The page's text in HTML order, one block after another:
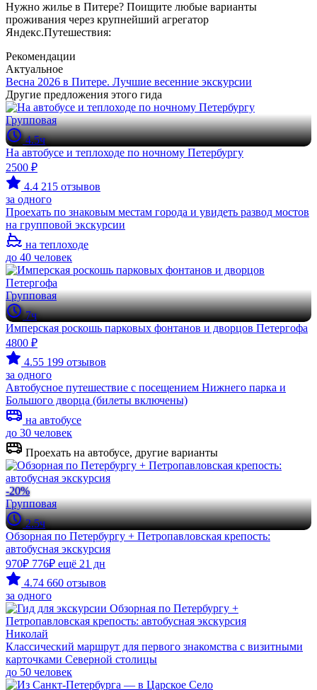
Нужно жилье в Питере? Поищите любые варианты
проживания через крупнейший агрегатор
Яндекс.Путешествия:
Рекомендации
Актуальное
Весна 2026 в Питере. Лучшие весенние экскурсии
Другие предложения этого гида
Групповая
4.5ч
На автобусе и теплоходе по ночному Петербургу
2500 ₽
4.4 215 отзывов
за одного
Проехать по знаковым местам города и увидеть развод мостов
на групповой экскурсии
на теплоходе
до 40 человек
Групповая
7ч
Имперская роскошь парковых фонтанов и дворцов Петергофа
4800 ₽
4.55 199 отзывов
за одного
Автобусное путешествие с посещением Нижнего парка и
Большого дворца (билеты включены)
на автобусе
до 30 человек
Проехать на автобусе, другие варианты
-20%
Групповая
2.5ч
Обзорная по Петербургу + Петропавловская крепость:
автобусная экскурсия
970₽ 776₽ ещё 21 дн
4.74 660 отзывов
за одного
Николай
Классический маршрут для первого знакомства с визитными
карточками Северной столицы
до 50 человек